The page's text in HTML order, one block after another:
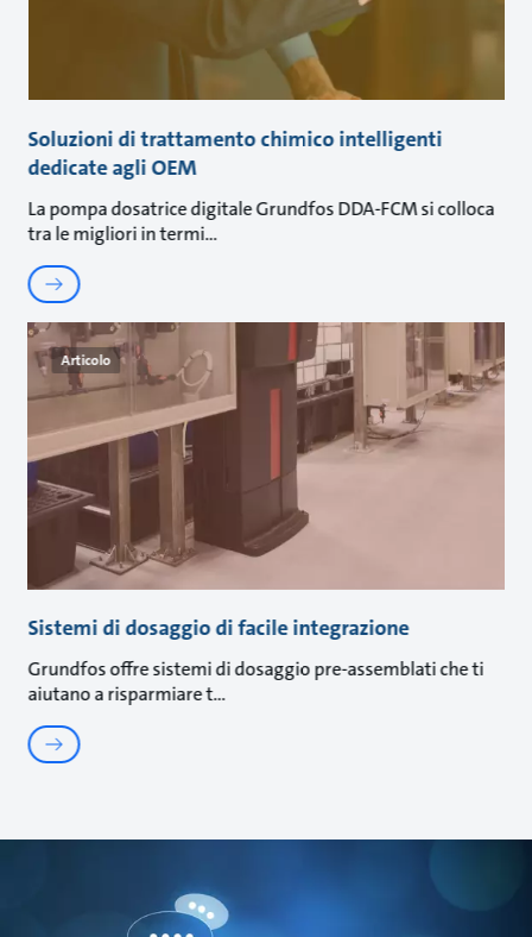
Soluzioni di trattamento chimico intelligenti
dedicate agli OEM
La pompa dosatrice digitale Grundfos DDA-FCM si colloca
tra le migliori in termi
Articolo
Sistemi di dosaggio di facile integrazione
Grundfos offre sistemi di dosaggio pre-assemblati che ti
aiutano a risparmiare t